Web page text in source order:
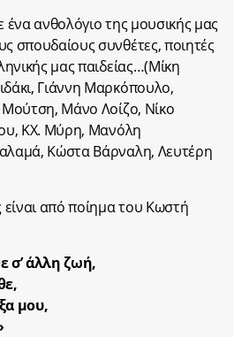
ανθολόγιο της μουσικής μας
σπουδαίους συνθέτες, ποιητές
μας παιδείας…(Μίκη
Γιάννη Μαρκόπουλο,
Μάνο Λοίζο, Νίκο
ΚΧ. Μύρη, Μανόλη
Κώστα Βάρναλη, Λευτέρη
από ποίημα του Κωστή
σ’ άλλη ζωή,
μου,